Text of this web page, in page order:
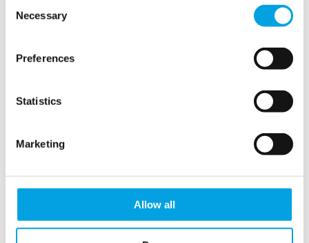
Selection
Necessary
Preferences
Statistics
Marketing
Allow all
Arbeitshandschuhe
Bodenmarkierung